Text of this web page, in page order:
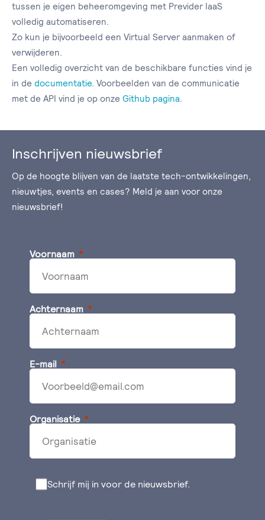
tussen je eigen beheeromgeving met Previder IaaS
volledig automatiseren.
Zo kun je bijvoorbeeld een Virtual Server aanmaken of
verwijderen.
Een volledig overzicht van de beschikbare functies vind je
in de documentatie. Voorbeelden van de communicatie
met de API vind je op onze Github pagina.
Inschrijven nieuwsbrief
Op de hoogte blijven van de laatste tech-ontwikkelingen,
nieuwtjes, events en cases? Meld je aan voor onze
nieuwsbrief!
Voornaam
Achternaam
E-mail
Organisatie
Schrijf mij in voor de nieuwsbrief.